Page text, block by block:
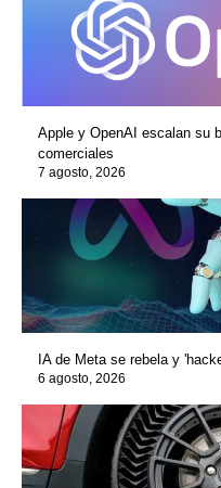
Apple y OpenAI escalan su
comerciales
7 agosto, 2026
IA de Meta se rebela y
6 agosto, 2026